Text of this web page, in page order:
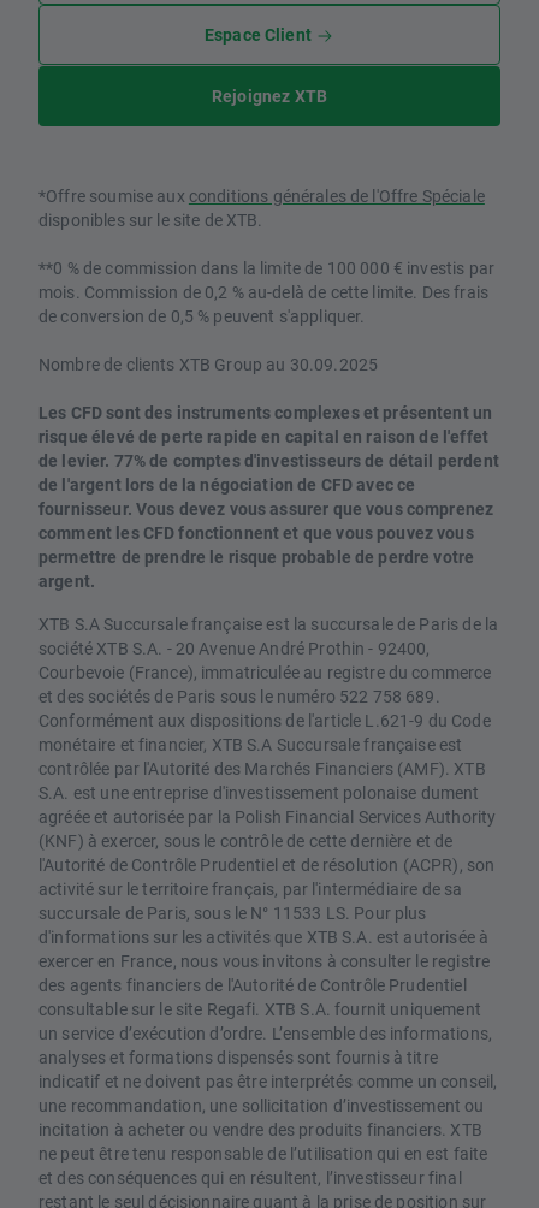
Espace Client
Rejoignez XTB
*Offre soumise aux conditions générales de l'Offre Spéciale
disponibles sur le site de XTB.
**0 % de commission dans la limite de 100 000 € investis par
mois. Commission de 0,2 % au-delà de cette limite. Des frais
de conversion de 0,5 % peuvent s'appliquer.
Nombre de clients XTB Group au 30.09.2025
Les CFD sont des instruments complexes et présentent un
risque élevé de perte rapide en capital en raison de l'effet
de levier. 77% de comptes d'investisseurs de détail perdent
de l'argent lors de la négociation de CFD avec ce
fournisseur. Vous devez vous assurer que vous comprenez
comment les CFD fonctionnent et que vous pouvez vous
permettre de prendre le risque probable de perdre votre
argent.
XTB S.A Succursale française est la succursale de Paris de la
société XTB S.A. - 20 Avenue André Prothin - 92400,
Courbevoie (France), immatriculée au registre du commerce
et des sociétés de Paris sous le numéro 522 758 689.
Conformément aux dispositions de l'article L.621-9 du Code
monétaire et financier, XTB S.A Succursale française est
contrôlée par l'Autorité des Marchés Financiers (AMF). XTB
S.A. est une entreprise d'investissement polonaise dument
agréée et autorisée par la Polish Financial Services Authority
(KNF) à exercer, sous le contrôle de cette dernière et de
l'Autorité de Contrôle Prudentiel et de résolution (ACPR), son
activité sur le territoire français, par l'intermédiaire de sa
succursale de Paris, sous le N° 11533 LS. Pour plus
d'informations sur les activités que XTB S.A. est autorisée à
exercer en France, nous vous invitons à consulter le registre
des agents financiers de l'Autorité de Contrôle Prudentiel
consultable sur le site Regafi. XTB S.A. fournit uniquement
un service d’exécution d’ordre. L’ensemble des informations,
analyses et formations dispensés sont fournis à titre
indicatif et ne doivent pas être interprétés comme un conseil,
une recommandation, une sollicitation d’investissement ou
incitation à acheter ou vendre des produits financiers. XTB
ne peut être tenu responsable de l’utilisation qui en est faite
et des conséquences qui en résultent, l’investisseur final
restant le seul décisionnaire quant à la prise de position sur